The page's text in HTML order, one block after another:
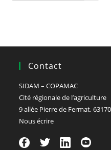
Contact
SIDAM – COPAMAC
Cité régionale de l’agriculture
9 allée Pierre de Fermat, 63170
Nous écrire